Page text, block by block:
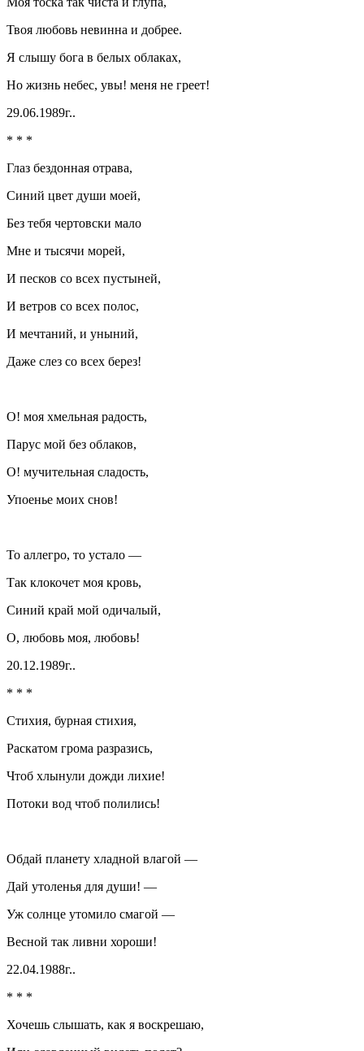
Твоя любовь невинна и добрее.
Я слышу бога в белых облаках,
Но жизнь небес, увы! меня не греет!
29.06.1989г..
* * *
Глаз бездонная отрава,
Синий цвет души моей,
Без тебя чертовски мало
Мне и тысячи морей,
И песков со всех пустыней,
И ветров со всех полос,
И мечтаний, и уныний,
Даже слез со всех берез!
О! моя хмельная радость,
Парус мой без облаков,
О! мучительная сладость,
Упоенье моих снов!
То аллегро, то устало —
Так клокочет моя кровь,
Синий край мой одичалый,
О, любовь моя, любовь!
20.12.1989г..
* * *
Стихия, бурная стихия,
Раскатом грома разразись,
Чтоб хлынули дожди лихие!
Потоки вод чтоб полились!
Обдай планету хладной влагой —
Дай утоленья для души! —
Уж солнце утомило смагой —
Весной так ливни хороши!
22.04.1988г..
* * *
Хочешь слышать, как я воскрешаю,